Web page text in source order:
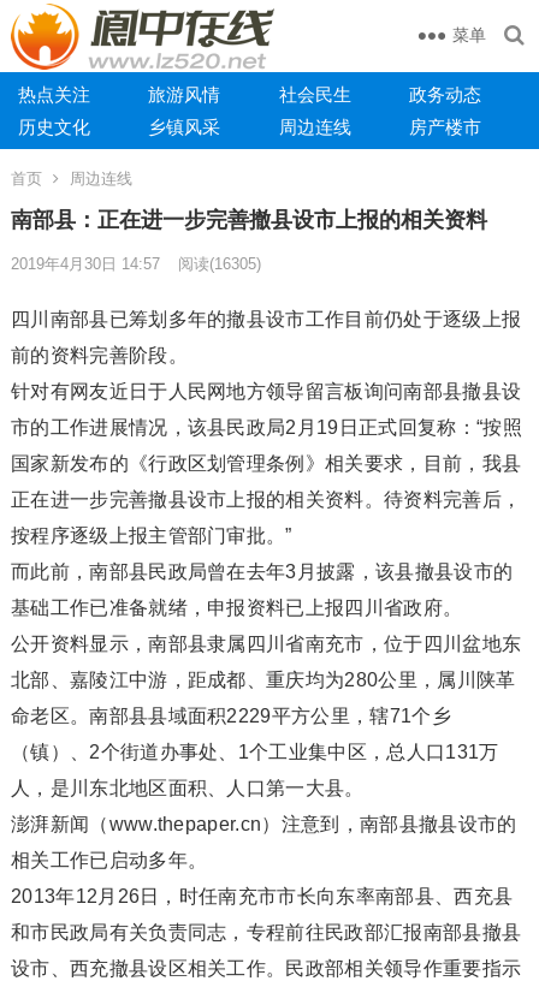
菜单
热点关注 旅游风情 社会民生
政务动态
历史文化
乡镇风采 周边连线 房产楼市
首页 周边连线
南部县：正在进一步完善撤县设市上报的相关资料
2019年4月30日 14:57 阅读(16305)
四川南部县已筹划多年的撤县设市工作目前仍处于逐级上报
前的资料完善阶段。
针对有网友近日于人民网地方领导留言板询问南部县撤县设
市的工作进展情况，该县民政局2月19日正式回复称：“按照
国家新发布的《行政区划管理条例》相关要求，目前，我县
正在进一步完善撤县设市上报的相关资料。待资料完善后，
按程序逐级上报主管部门审批。”
而此前，南部县民政局曾在去年3月披露，该县撤县设市的
基础工作已准备就绪，申报资料已上报四川省政府。
公开资料显示，南部县隶属四川省南充市，位于四川盆地东
北部、嘉陵江中游，距成都、重庆均为280公里，属川陕革
命老区。南部县县域面积2229平方公里，辖71个乡
（镇）、2个街道办事处、1个工业集中区，总人口131万
人，是川东北地区面积、人口第一大县。
澎湃新闻（www.thepaper.cn）注意到，南部县撤县设市的
相关工作已启动多年。
2013年12月26日，时任南充市市长向东率南部县、西充县
和市民政局有关负责同志，专程前往民政部汇报南部县撤县
设市、西充撤县设区相关工作。民政部相关领导作重要指示